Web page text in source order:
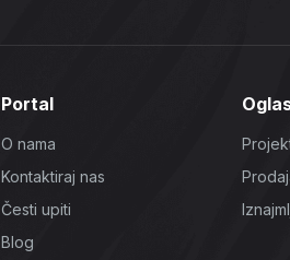
Portal
O nama
Kontaktiraj nas
Česti upiti
Blog